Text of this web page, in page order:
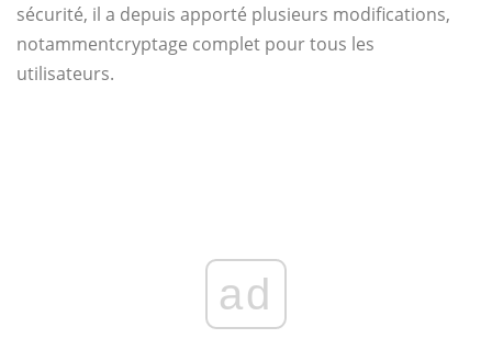
sécurité, il a depuis apporté plusieurs modifications,
notammentcryptage complet pour tous les
utilisateurs.
ad